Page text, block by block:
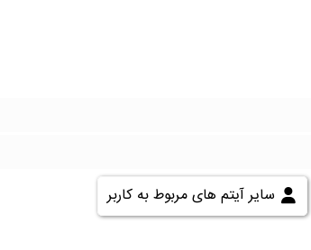
سایر آیتم های مربوط به کاربر